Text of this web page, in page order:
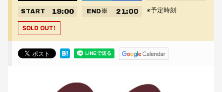
START 19:00 END ※ 21:00 ※予定時刻
SOLD OUT！